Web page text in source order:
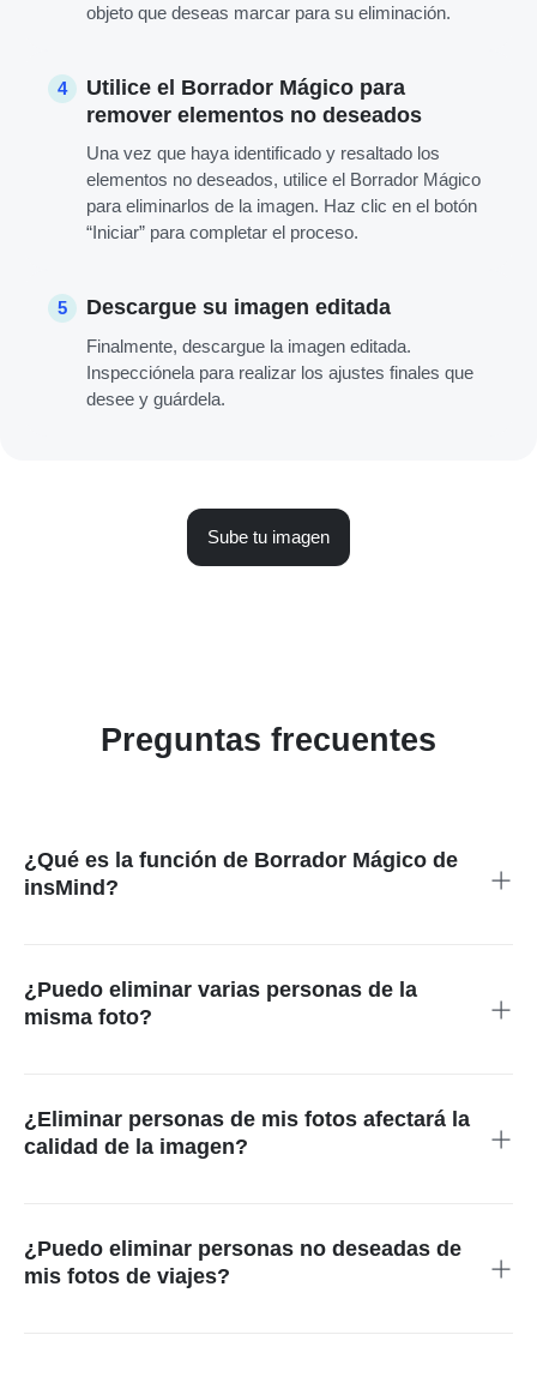
objeto que deseas marcar para su eliminación.
4
Utilice el Borrador Mágico para
remover elementos no deseados
Una vez que haya identificado y resaltado los
elementos no deseados, utilice el Borrador Mágico
para eliminarlos de la imagen. Haz clic en el botón
“Iniciar” para completar el proceso.
5 Descargue su imagen editada
Finalmente, descargue la imagen editada.
Inspecciónela para realizar los ajustes finales que
desee y guárdela.
Sube tu imagen
Preguntas frecuentes
¿Qué es la función de Borrador Mágico de
insMind?
de sus fotografías. Ya sea que desee deshacerse de un
desconocido en segundo plano u otros objetos que quiera
¿Puedo eliminar varias personas de la
misma foto?
foto. Simplemente seleccione a las personas que desea
eliminar y deje que la herramienta haga el resto.
¿Eliminar personas de mis fotos afectará la
calidad de la imagen?
fotografías mientras elimina elementos no deseados, como
personas.
¿Puedo eliminar personas no deseadas de
mis fotos de viajes?